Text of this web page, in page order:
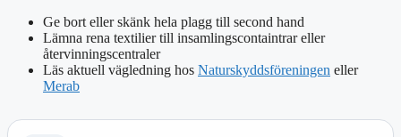
Ge bort eller skänk hela plagg till second hand
Lämna rena textilier till insamlingscontaintrar eller
återvinningscentraler
Läs aktuell vägledning hos Naturskyddsföreningen eller
Merab